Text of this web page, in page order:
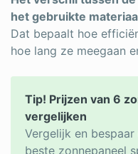
het gebruikte
Dat bepaalt hoe
hoe lang ze meegaan
Tip! Prijzen van 6
vergelijken
Vergelijk en
beste zonnepaneel